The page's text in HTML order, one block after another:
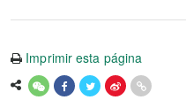
Imprimir esta página